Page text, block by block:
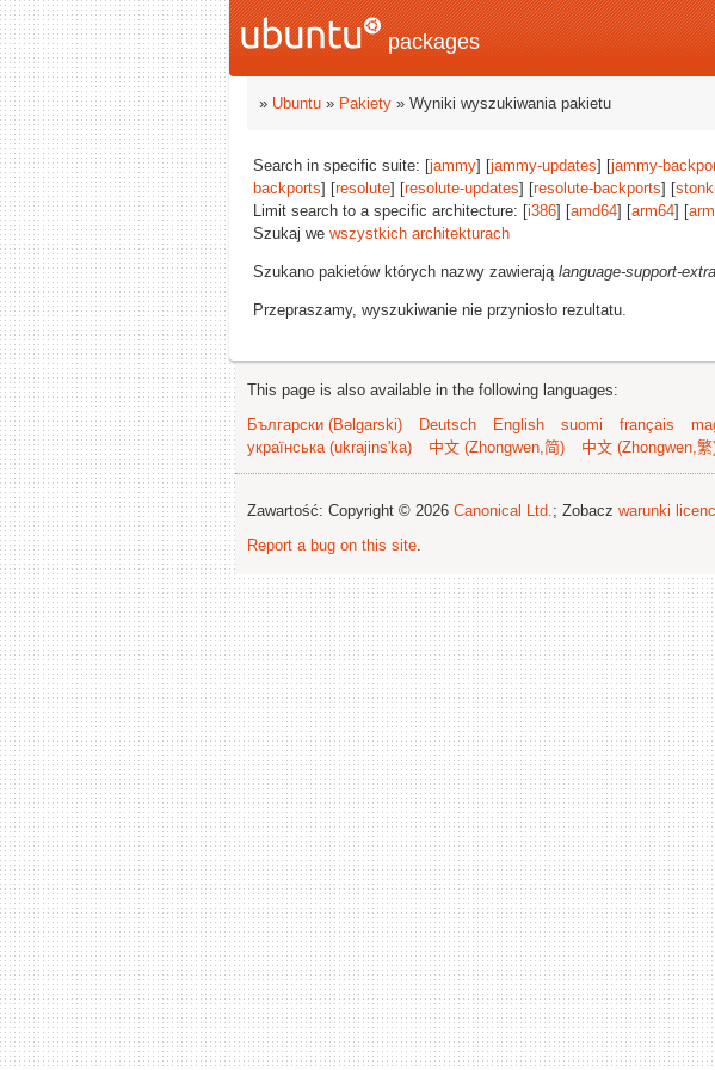
packages
» Ubuntu » Pakiety » Wyniki wyszukiwania pakietu
Search in specific suite: [jammy] [jammy-updates] [jammy-
backports] [resolute] [resolute-updates] [resolute-backports] [
Limit search to a specific architecture: [i386] [amd64] [arm64] [
Szukaj we wszystkich architekturach
Szukano pakietów których nazwy zawierają language-support-
Przepraszamy, wyszukiwanie nie przyniosło rezultatu.
This page is also available in the following languages:
Български (Bəlgarski)
Deutsch English suomi français
українська (ukrajins'ka)
中文 (Zhongwen,简) 中文 (Zhongwen,繁
Zawartość: Copyright © 2026 Canonical Ltd.; Zobacz warunki
Report a bug on this site.